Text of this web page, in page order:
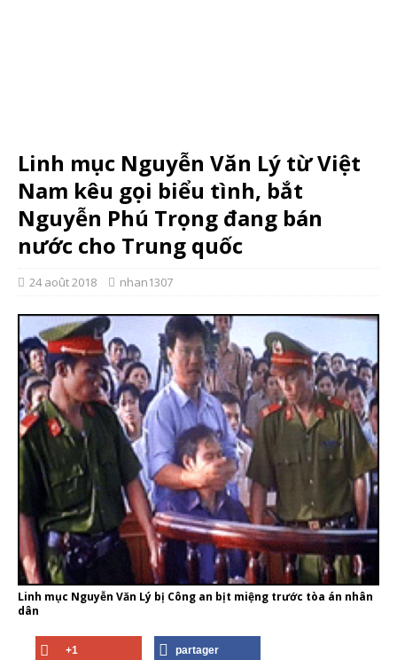
Linh mục Nguyễn Văn Lý từ Việt
Nam kêu gọi biểu tình, bắt
Nguyễn Phú Trọng đang bán
nước cho Trung quốc
24 août 2018 nhan1307
Linh mục Nguyễn Văn Lý bị Công an bịt miệng trước tòa án nhân
dân
+1 partager